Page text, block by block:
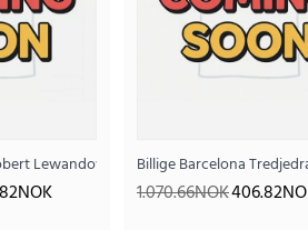
Kortermet
Lewandowski #9 Hjemmedrakt 2026-27
Billige Barcelona
1.070.66NOK